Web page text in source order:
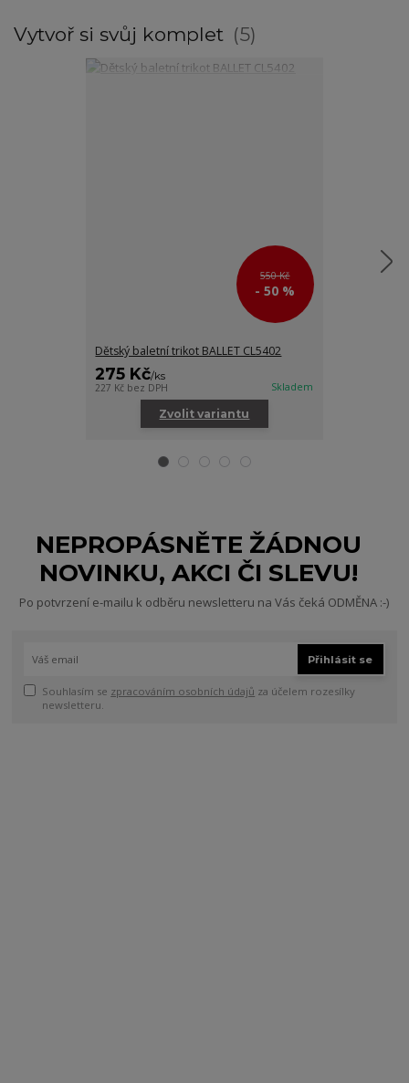
Vytvoř si svůj komplet 5
550 Kč
- 50 %
Dětský baletní trikot BALLET CL5402
275 Kč/ks
227 Kč bez DPH Skladem
Zvolit variantu
NEPROPÁSNĚTE ŽÁDNOU
NOVINKU, AKCI ČI SLEVU!
Po potvrzení e-mailu k odběru newsletteru na Vás čeká ODMĚNA :-)
Přihlásit se
Souhlasím se zpracováním osobních údajů za účelem rozesílky
newsletteru.